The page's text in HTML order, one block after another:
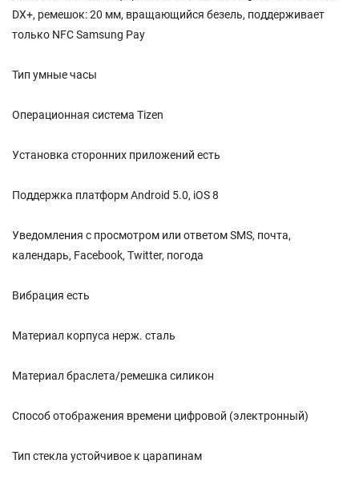
DX+, ремешок: 20 мм, вращающийся безель, поддерживает
только NFC Samsung Pay
Тип умные часы
Операционная система Tizen
Установка сторонних приложений есть
Поддержка платформ Android 5.0, iOS 8
Уведомления с просмотром или ответом SMS, почта,
календарь, Facebook, Twitter, погода
Вибрация есть
Материал корпуса нерж. сталь
Материал браслета/ремешка силикон
Способ отображения времени цифровой (электронный)
Тип стекла устойчивое к царапинам